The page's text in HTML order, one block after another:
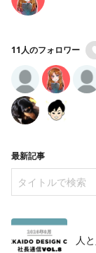
11人のフォロワー
最新記事
人